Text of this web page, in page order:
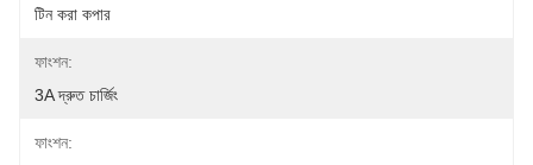
টিন করা কপার
ফাংশন:
3A দ্রুত চার্জিং
ফাংশন: